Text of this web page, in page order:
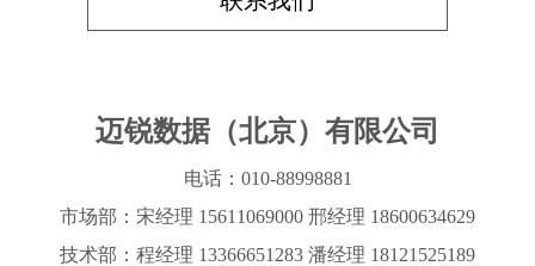
迈锐数据（北京）有限公司
电话：010-88998881
市场部： 宋经理 15611069000 邢经理 18600634629
技术部：程经理 13366651283 潘经理 18121525189